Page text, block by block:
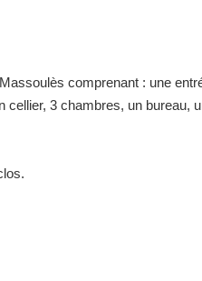
comprenant : une
3 chambres, un bureau,